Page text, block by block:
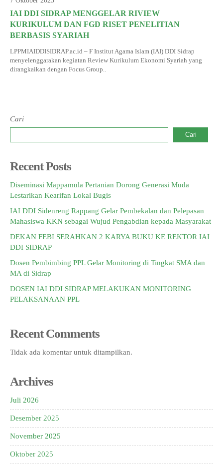
PANDUAN KKN
PANDUAN KTI
Jurnal Pitu Waliwali
Jurnal Taulempu
DOKUMEN SERTIFIKAT DOSEN DAN SK
LAPORAN PROPOSAL PENELITIAN
IAI DDI SIDRAP MENGGELAR RIVIEW
KURIKULUM DAN FGD RISET PENELITIAN
BERBASIS SYARIAH
LPPMIAIDDISIDRAP.ac.id – F Institut Agama Islam (IAI) DDI Sidrap
menyelenggarakan kegiatan Review Kurikulum Ekonomi Syariah yang
dirangkaikan dengan Focus Group..
Cari
Cari
Recent Posts
Diseminasi Mappamula Pertanian Dorong Generasi Muda
Lestarikan Kearifan Lokal Bugis
IAI DDI Sidenreng Rappang Gelar Pembekalan dan Pelepasan
Mahasiswa KKN sebagai Wujud Pengabdian kepada Masyarakat
DEKAN FEBI SERAHKAN 2 KARYA BUKU KE REKTOR IAI
DDI SIDRAP
Dosen Pembimbing PPL Gelar Monitoring di Tingkat SMA dan
MA di Sidrap
DOSEN IAI DDI SIDRAP MELAKUKAN MONITORING
PELAKSANAAN PPL
Recent Comments
Tidak ada komentar untuk ditampilkan.
Archives
Juli 2026
Desember 2025
November 2025
Oktober 2025